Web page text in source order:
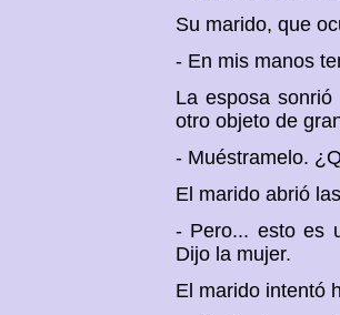
Su marido, que
- En mis manos
La esposa
otro objeto de
- Muéstramelo.
El marido abrió
- Pero... esto es
Dijo la mujer.
El marido intentó